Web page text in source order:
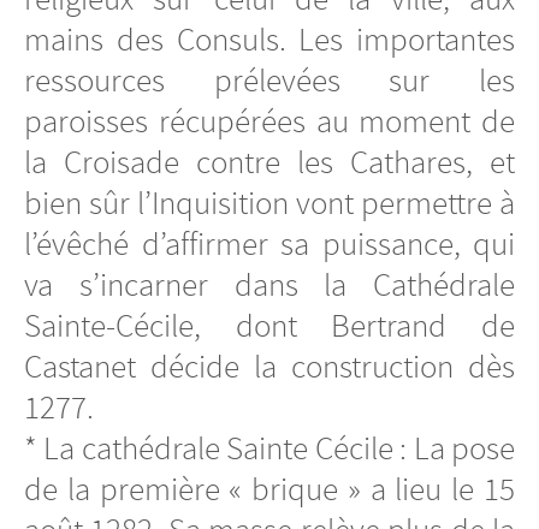
mains des Consuls. Les importantes
ressources prélevées sur les
paroisses récupérées au moment de
la Croisade contre les Cathares, et
bien sûr l’Inquisition vont permettre à
l’évêché d’affirmer sa puissance, qui
va s’incarner dans la Cathédrale
Sainte-Cécile, dont Bertrand de
Castanet décide la construction dès
1277.
* La cathédrale Sainte Cécile : La pose
de la première « brique » a lieu le 15